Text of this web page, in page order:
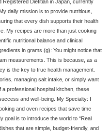
Registered Dietitian in Japan, currently
daily mission is to provide nutritious,
that every dish supports their health
My recipes are more than just cooking
nutritional balance and clinical
in grams (g): You might notice that
measurements. This is because, as a
is the key to true health management.
managing salt intake, or simply want
professional hospital kitchen, these
and well-being. My Specialty: I
and oven recipes that save time
goal is to introduce the world to “Real
that are simple, budget-friendly, and